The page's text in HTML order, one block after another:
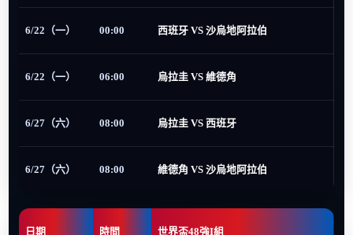
6/22（一） 00:00 西班牙 VS 沙烏地阿拉伯
6/22（一） 06:00 烏拉圭 VS 維德角
6/27（六） 08:00 烏拉圭 VS 西班牙
6/27（六） 08:00 維德角 VS 沙烏地阿拉伯
日期 時間 世界盃48強I組